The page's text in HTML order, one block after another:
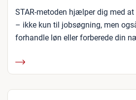
STAR-metoden hjælper dig med
– ikke kun til jobsøgning, men
forhandle løn eller forberede din